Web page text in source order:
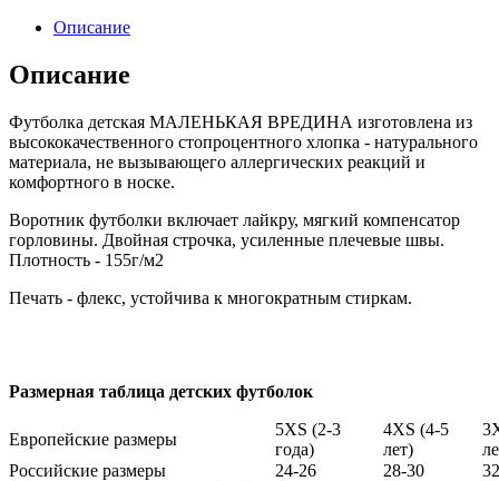
Описание
Описание
Футболка детская МАЛЕНЬКАЯ ВРЕДИНА изготовлена из
высококачественного стопроцентного хлопка - натурального
материала, не вызывающего аллергических реакций и
комфортного в носке.
Воротник футболки включает лайкру, мягкий компенсатор
горловины. Двойная строчка, усиленные плечевые швы.
Плотность - 155г/м2
Печать - флекс, устойчива к многократным стиркам.
Размерная таблица детских футболок
Европейские размеры
5XS (2-3
года)
4XS (4-5
лет)
Российские размеры
24-26 28-30